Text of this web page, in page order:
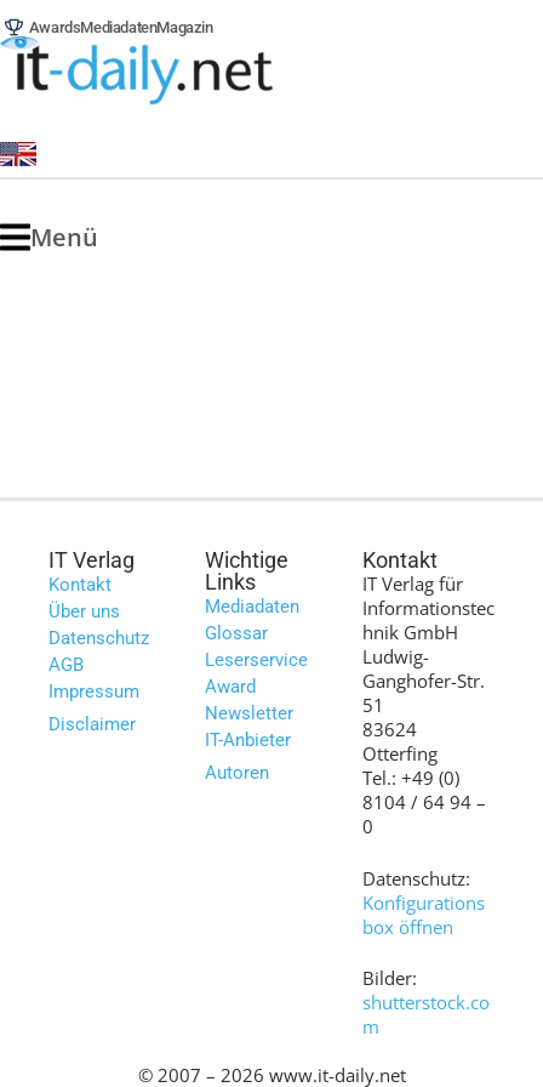
AwardsMediadatenMagazin
Menü
IT Verlag
Kontakt
Über uns
Datenschutz
AGB
Impressum
Disclaimer
Wichtige
Links
Mediadaten
Glossar
Leserservice
Award
Newsletter
IT-Anbieter
Autoren
Kontakt
IT Verlag für
Informationstec
hnik GmbH
Ludwig-
Ganghofer-Str.
51
83624
Otterfing
Tel.: +49 (0)
8104 / 64 94 –
0
Datenschutz:
Konfigurations
box öffnen
Bilder:
shutterstock.co
m
© 2007 – 2026 www.it-daily.net